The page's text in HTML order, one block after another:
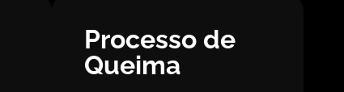
Processo de
Queima